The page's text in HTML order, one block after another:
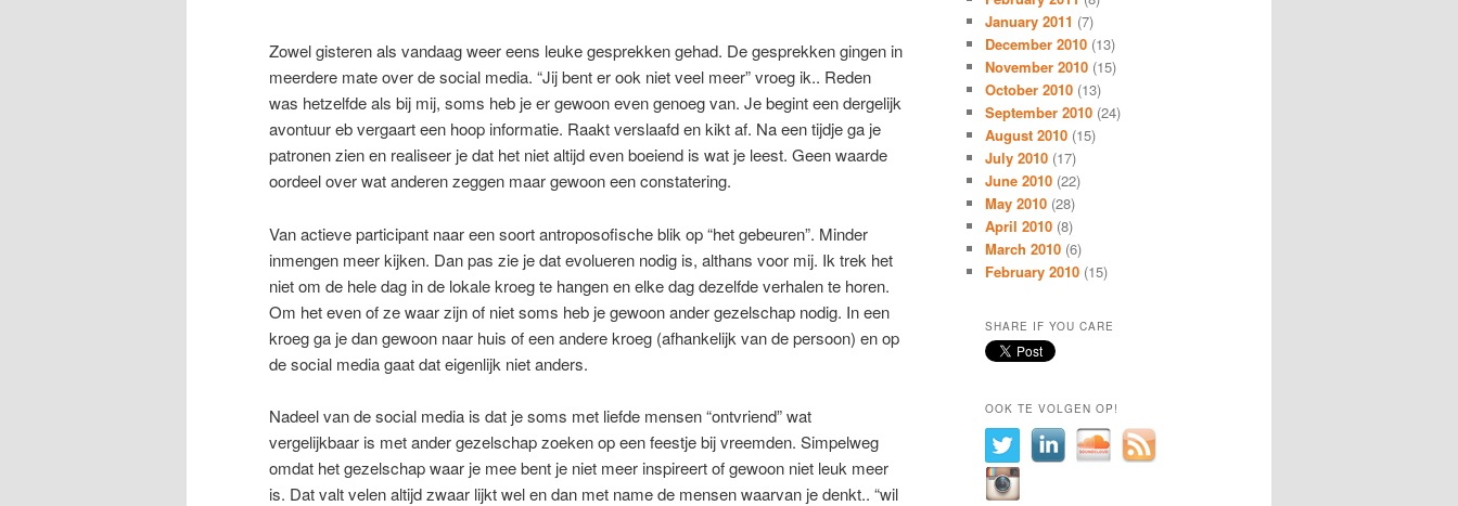
Zowel gisteren als vandaag weer eens leuke gesprekken gehad. De gesprekken gingen in
meerdere mate over de social media. “Jij bent er ook niet veel meer” vroeg ik.. Reden
was hetzelfde als bij mij, soms heb je er gewoon even genoeg van. Je begint een dergelijk
avontuur eb vergaart een hoop informatie. Raakt verslaafd en kikt af. Na een tijdje ga je
patronen zien en realiseer je dat het niet altijd even boeiend is wat je leest. Geen waarde
oordeel over wat anderen zeggen maar gewoon een constatering.
Van actieve participant naar een soort antroposofische blik op “het gebeuren”. Minder
inmengen meer kijken. Dan pas zie je dat evolueren nodig is, althans voor mij. Ik trek het
niet om de hele dag in de lokale kroeg te hangen en elke dag dezelfde verhalen te horen.
Om het even of ze waar zijn of niet soms heb je gewoon ander gezelschap nodig. In een
kroeg ga je dan gewoon naar huis of een andere kroeg (afhankelijk van de persoon) en op
de social media gaat dat eigenlijk niet anders.
Nadeel van de social media is dat je soms met liefde mensen “ontvriend” wat
vergelijkbaar is met ander gezelschap zoeken op een feestje bij vreemden. Simpelweg
omdat het gezelschap waar je mee bent je niet meer inspireert of gewoon niet leuk meer
is. Dat valt velen altijd zwaar lijkt wel en dan met name de mensen waarvan je denkt.. “wil
January 2011 (7)
December 2010 (13)
November 2010 (15)
October 2010 (13)
September 2010 (24)
August 2010 (15)
July 2010 (17)
June 2010 (22)
May 2010 (28)
April 2010 (8)
March 2010 (6)
February 2010 (15)
SHARE IF YOU CARE
OOK TE VOLGEN OP!